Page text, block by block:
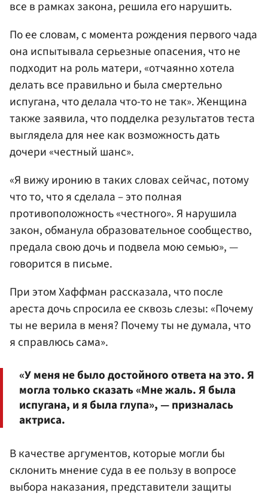
все в рамках закона, решила его нарушить.
По ее словам, с момента рождения первого чада
она испытывала серьезные опасения, что не
подходит на роль матери, «отчаянно хотела
делать все правильно и была смертельно
испугана, что делала что-то не так». Женщина
также заявила, что подделка результатов теста
выглядела для нее как возможность дать
дочери «честный шанс».
«Я вижу иронию в таких словах сейчас, потому
что то, что я сделала – это полная
противоположность «честного». Я нарушила
закон, обманула образовательное сообщество,
предала свою дочь и подвела мою семью», —
говорится в письме.
При этом Хаффман рассказала, что после
ареста дочь спросила ее сквозь слезы: «Почему
ты не верила в меня? Почему ты не думала, что
я справлюсь сама».
«У меня не было достойного ответа на это. Я
могла только сказать «Мне жаль. Я была
испугана, и я была глупа», — призналась
актриса.
В качестве аргументов, которые могли бы
склонить мнение суда в ее пользу в вопросе
выбора наказания, представители защиты